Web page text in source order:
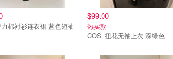
弹力棉衬衫连衣裙 蓝色短袖
$99.00
热卖款
COS 扭花无袖上衣 深绿色